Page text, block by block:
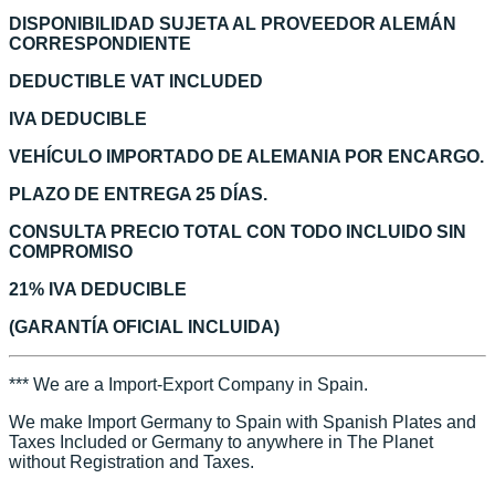
DISPONIBILIDAD SUJETA AL PROVEEDOR ALEMÁN
CORRESPONDIENTE
DEDUCTIBLE VAT INCLUDED
IVA DEDUCIBLE
VEHÍCULO IMPORTADO DE ALEMANIA POR ENCARGO.
PLAZO DE ENTREGA 25 DÍAS.
CONSULTA PRECIO TOTAL CON TODO INCLUIDO SIN
COMPROMISO
21% IVA DEDUCIBLE
(GARANTÍA OFICIAL INCLUIDA)
*** We are a Import-Export Company in Spain.
We make Import Germany to Spain with Spanish Plates and
Taxes Included or Germany to anywhere in The Planet
without Registration and Taxes.